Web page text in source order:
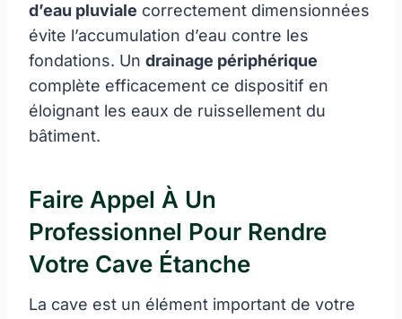
d’eau pluviale correctement dimensionnées
évite l’accumulation d’eau contre les
fondations. Un drainage périphérique
complète efficacement ce dispositif en
éloignant les eaux de ruissellement du
bâtiment.
Faire Appel À Un
Professionnel Pour Rendre
Votre Cave Étanche
La cave est un élément important de votre